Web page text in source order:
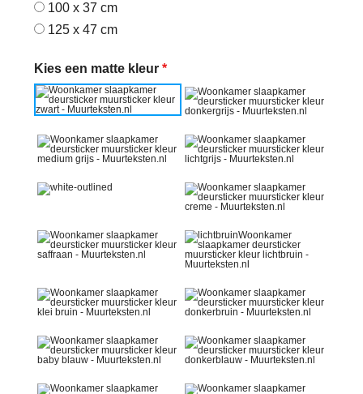
100 x 37 cm
125 x 47 cm
Kies een matte kleur *